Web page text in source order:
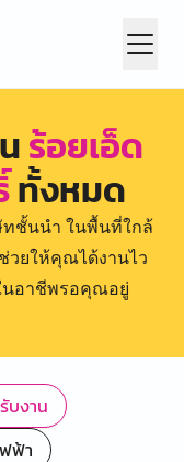
ร้อยเอ็ด
ทั้งหมด
ชั้นนำ ในพื้นที่ใกล้
วยให้คุณได้งานไว
นอาชีพรอคุณอยู่
บงาน
ฟ้า